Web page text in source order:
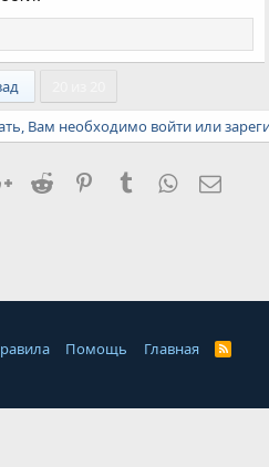
Вам необходимо войти или
Google+
Reddit PinterestTumblrWhatsApp
Помощь Главная